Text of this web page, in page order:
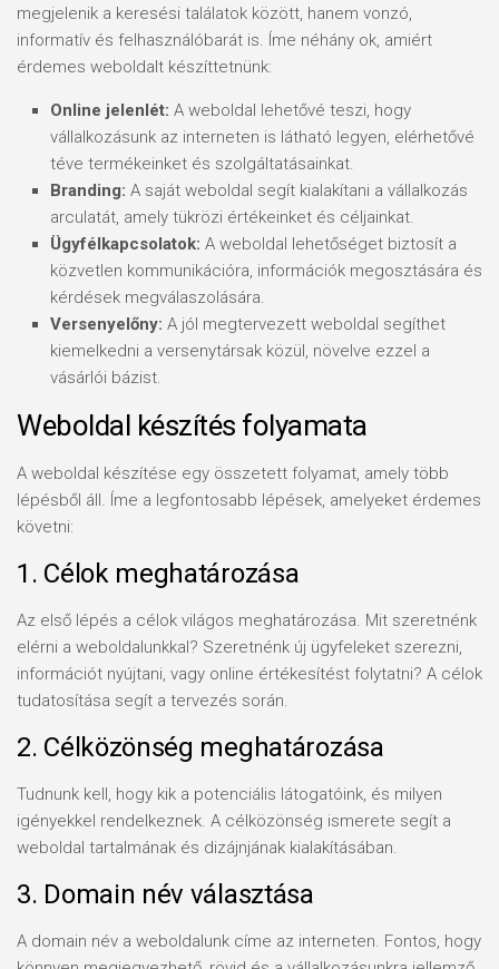
megjelenik a keresési találatok között, hanem vonzó,
informatív és felhasználóbarát is. Íme néhány ok, amiért
érdemes weboldalt készíttetnünk:
Online jelenlét: A weboldal lehetővé teszi, hogy
vállalkozásunk az interneten is látható legyen, elérhetővé
téve termékeinket és szolgáltatásainkat.
Branding: A saját weboldal segít kialakítani a vállalkozás
arculatát, amely tükrözi értékeinket és céljainkat.
Ügyfélkapcsolatok: A weboldal lehetőséget biztosít a
közvetlen kommunikációra, információk megosztására és
kérdések megválaszolására.
Versenyelőny: A jól megtervezett weboldal segíthet
kiemelkedni a versenytársak közül, növelve ezzel a
vásárlói bázist.
Weboldal készítés folyamata
A weboldal készítése egy összetett folyamat, amely több
lépésből áll. Íme a legfontosabb lépések, amelyeket érdemes
követni:
1. Célok meghatározása
Az első lépés a célok világos meghatározása. Mit szeretnénk
elérni a weboldalunkkal? Szeretnénk új ügyfeleket szerezni,
információt nyújtani, vagy online értékesítést folytatni? A célok
tudatosítása segít a tervezés során.
2. Célközönség meghatározása
Tudnunk kell, hogy kik a potenciális látogatóink, és milyen
igényekkel rendelkeznek. A célközönség ismerete segít a
weboldal tartalmának és dizájnjának kialakításában.
3. Domain név választása
A domain név a weboldalunk címe az interneten. Fontos, hogy